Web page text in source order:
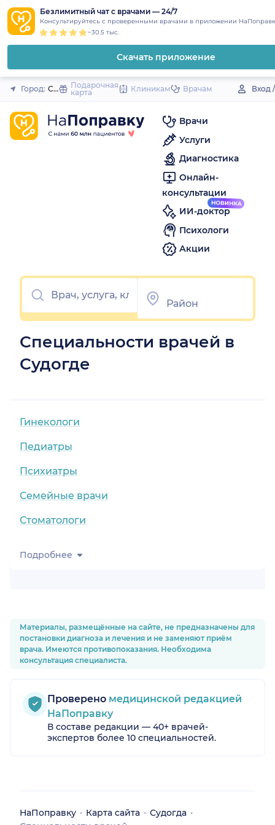
to
content
Безлимитный чат с врачами — 24/7
Консультируйтесь с проверенными врачами в приложении
~30.5 тыс.
Скачать приложение
Закрыть
обл.)
Город: СудогдаПодарочная
карта
Клиникам Врачам Вход
Врачи
Услуги
Диагностика
Онлайн-
консультации
ИИ-доктор
Психологи
Акции
Специальности врачей в
Судогде
Гинекологи
Педиатры
Психиатры
Семейные врачи
Стоматологи
Подробнее
Материалы, размещённые на сайте, не предназначены для
постановки диагноза и лечения и не заменяют приём
врача. Имеются противопоказания. Необходима
консультация специалиста.
Проверено медицинской редакцией
НаПоправку
В составе редакции — 40+ врачей-
экспертов более 10 специальностей.
НаПоправку Карта сайта
Судогда